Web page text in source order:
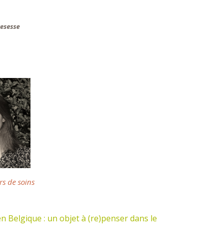
de soins
Belgique : un objet à (re)penser dans le